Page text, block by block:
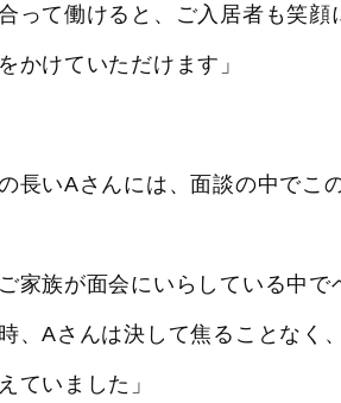
って働けると、ご入居者も笑
かけていただけます」
長いAさんには、面談の中でこ
ご家族が面会にいらしている中
、Aさんは決して焦ることなく
ていました」